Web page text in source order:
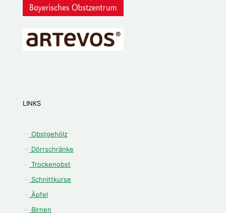
LINKS
Obstgehölz
Dörrschränke
Trockenobst
Schnittkurse
Äpfel
Birnen